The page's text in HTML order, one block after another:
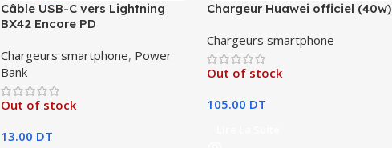
Câble USB-C vers Lightning
BX42 Encore PD
Chargeurs smartphone, Power
Bank
Out of stock
13.00 DT
Chargeur Huawei officiel (40w)
Chargeurs smartphone
Out of stock
105.00 DT